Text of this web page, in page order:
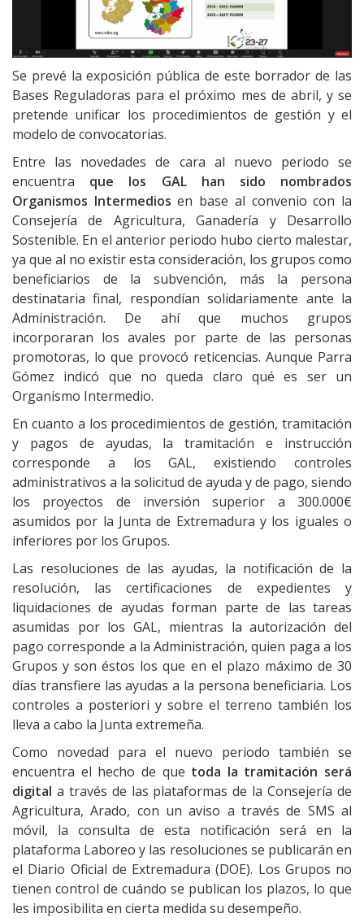
Se prevé la exposición pública de este borrador de las
Bases Reguladoras para el próximo mes de abril, y se
pretende unificar los procedimientos de gestión y el
modelo de convocatorias.
Entre las novedades de cara al nuevo periodo se
encuentra que los GAL han sido nombrados
Organismos Intermedios en base al convenio con la
Consejería de Agricultura, Ganadería y Desarrollo
Sostenible. En el anterior periodo hubo cierto malestar,
ya que al no existir esta consideración, los grupos como
beneficiarios de la subvención, más la persona
destinataria final, respondían solidariamente ante la
Administración. De ahí que muchos grupos
incorporaran los avales por parte de las personas
promotoras, lo que provocó reticencias. Aunque Parra
Gómez indicó que no queda claro qué es ser un
Organismo Intermedio.
En cuanto a los procedimientos de gestión, tramitación
y pagos de ayudas, la tramitación e instrucción
corresponde a los GAL, existiendo controles
administrativos a la solicitud de ayuda y de pago, siendo
los proyectos de inversión superior a 300.000€
asumidos por la Junta de Extremadura y los iguales o
inferiores por los Grupos.
Las resoluciones de las ayudas, la notificación de la
resolución, las certificaciones de expedientes y
liquidaciones de ayudas forman parte de las tareas
asumidas por los GAL, mientras la autorización del
pago corresponde a la Administración, quien paga a los
Grupos y son éstos los que en el plazo máximo de 30
días transfiere las ayudas a la persona beneficiaria. Los
controles a posteriori y sobre el terreno también los
lleva a cabo la Junta extremeña.
Como novedad para el nuevo periodo también se
encuentra el hecho de que toda la tramitación será
digital a través de las plataformas de la Consejería de
Agricultura, Arado, con un aviso a través de SMS al
móvil, la consulta de esta notificación será en la
plataforma Laboreo y las resoluciones se publicarán en
el Diario Oficial de Extremadura (DOE). Los Grupos no
tienen control de cuándo se publican los plazos, lo que
les imposibilita en cierta medida su desempeño.